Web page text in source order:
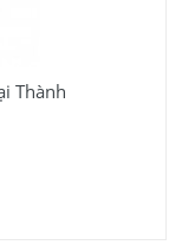
Thành